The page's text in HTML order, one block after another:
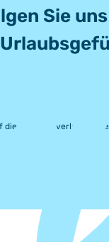
Sie
die Symbole verlassen